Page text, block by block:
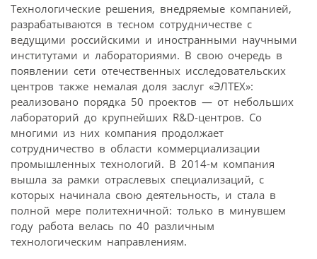
Технологические решения, внедряемые компанией,
разрабатываются в тесном сотрудничестве с
ведущими российскими и иностранными научными
институтами и лабораториями. В свою очередь в
появлении сети отечественных исследовательских
центров также немалая доля заслуг «ЭЛТЕХ»:
реализовано порядка 50 проектов — от небольших
лабораторий до крупнейших R&D-центров. Со
многими из них компания продолжает
сотрудничество в области коммерциализации
промышленных технологий. В 2014-м компания
вышла за рамки отраслевых специализаций, с
которых начинала свою деятельность, и стала в
полной мере политехничной: только в минувшем
году работа велась по 40 различным
технологическим направлениям.